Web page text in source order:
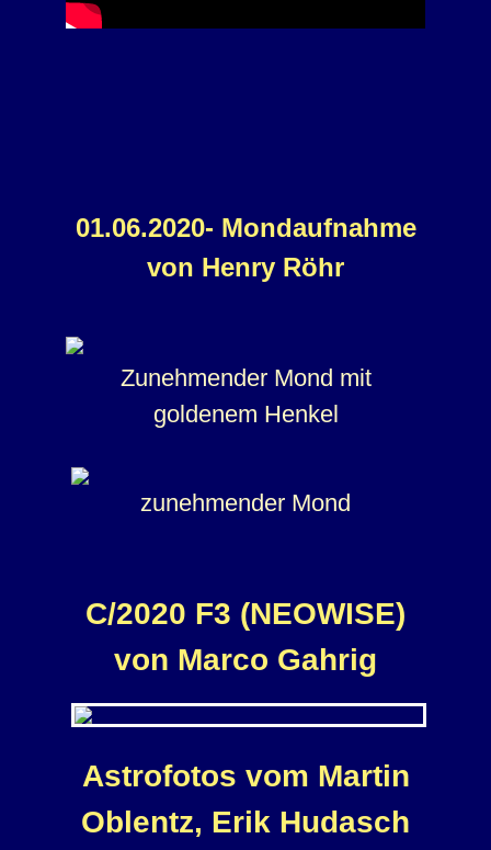
01.06.2020- Mondaufnahme
von Henry Röhr
Zunehmender Mond mit
goldenem Henkel
zunehmender Mond
C/2020 F3 (NEOWISE)
von Marco Gahrig
Astrofotos vom Martin
Oblentz, Erik Hudasch